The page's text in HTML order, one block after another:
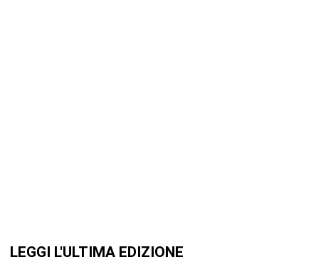
LEGGI L'ULTIMA EDIZIONE